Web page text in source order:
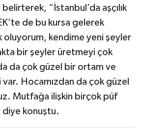
“İstanbul’da aşçılık
de bu kursa gelerek
kendime yeni şeyler
bir şeyler üretmeyi çok
da çok güzel bir ortam ve
var. Hocamızdan da çok güzel
Mutfağa ilişkin birçok püf
konuştu.